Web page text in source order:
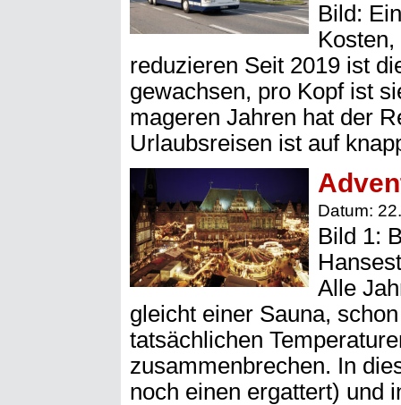
Bild:
reduzieren Seit 2019 ist
gewachsen, pro Kopf ist
mageren Jahren hat der
Urlaubsreisen ist auf
Datum:
Bild 1:
Alle
gleicht einer Sauna,
tatsächlichen
zusammenbrechen. In
noch einen ergattert)